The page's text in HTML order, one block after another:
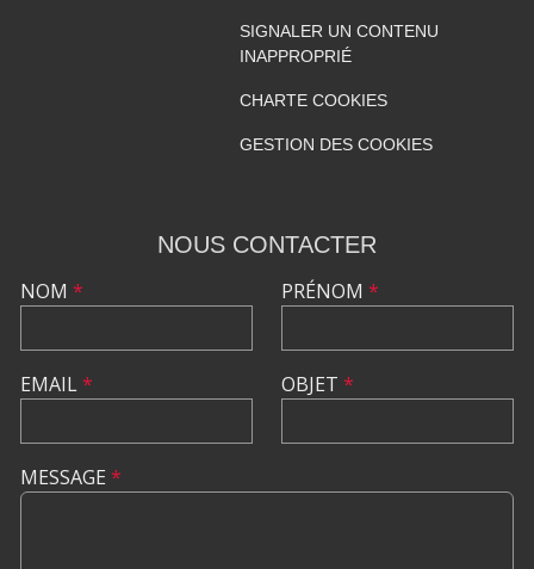
SIGNALER UN CONTENU
INAPPROPRIÉ
CHARTE COOKIES
GESTION DES COOKIES
NOUS CONTACTER
NOM *
EMAIL*
PRÉNOM *
OBJET *
MESSAGE *